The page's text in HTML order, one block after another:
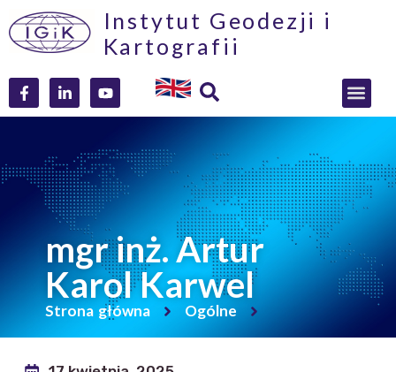
Instytut Geodezji i
Kartografii
mgr inż. Artur
Karol Karwel
Strona główna Ogólne